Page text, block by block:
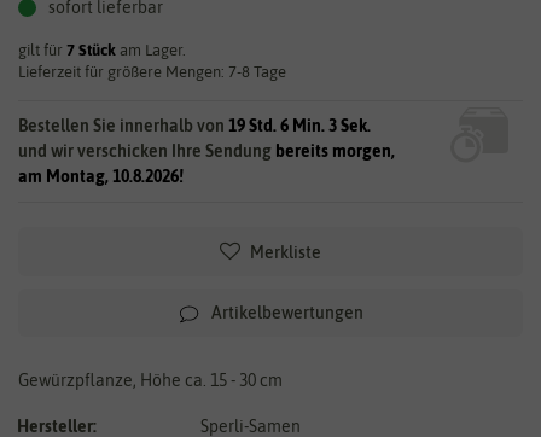
sofort lieferbar
gilt für 7 Stück am Lager.
Lieferzeit für größere Mengen: 7-8 Tage
Bestellen Sie innerhalb von 19 Std. 6 Min. 2 Sek.
und wir verschicken Ihre Sendung bereits morgen,
am Montag, 10.8.2026!
Merkliste
Artikelbewertungen
Gewürzpflanze, Höhe ca. 15 - 30 cm
Hersteller:
Sperli-Samen